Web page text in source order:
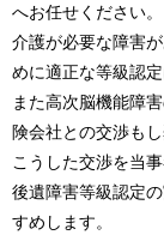
へお任せください。
介護が必要な障害
めに適正な等級認定
また高次脳機能障
険会社との交渉も
こうした交渉を当
後遺障害等級認定
すめします。